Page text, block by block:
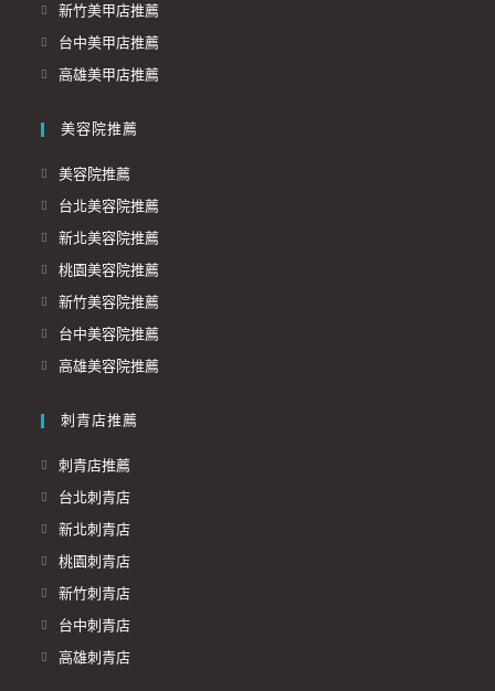
新竹美甲店推薦
台中美甲店推薦
高雄美甲店推薦
美容院推薦
美容院推薦
台北美容院推薦
新北美容院推薦
桃園美容院推薦
新竹美容院推薦
台中美容院推薦
高雄美容院推薦
刺青店推薦
刺青店推薦
台北刺青店
新北刺青店
桃園刺青店
新竹刺青店
台中刺青店
高雄刺青店